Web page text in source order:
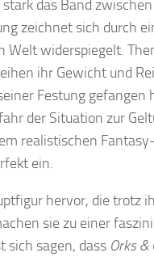
das Band
zeichnet sich durch
Welt widerspiegelt.
ihr Gewicht und
Festung
der Situation zur
realistischen
ein.
hervor, die trotz
sie zu einer
sich sagen, dass Orks &